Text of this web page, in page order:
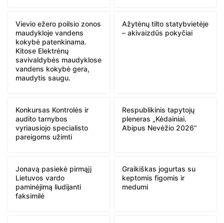
Vievio ežero poilsio zonos
maudykloje vandens
kokybė patenkinama.
Kitose Elektrėnų
savivaldybės maudyklose
vandens kokybė gera,
maudytis saugu.
Ažytėnų tilto statybvietėje
– akivaizdūs pokyčiai
Konkursas Kontrolės ir
audito tarnybos
vyriausiojo specialisto
pareigoms užimti
Respublikinis tapytojų
pleneras „Kėdainiai.
Abipus Nevėžio 2026“
Jonavą pasiekė pirmąjį
Lietuvos vardo
paminėjimą liudijanti
faksimilė
Graikiškas jogurtas su
keptomis figomis ir
medumi